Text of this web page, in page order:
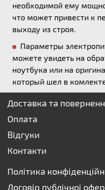
необходимой ему
что может привести к
выходу из строя.
Параметры
можете увидеть на
ноутбука или на
который шел в
Доставка та
Оплата
Відгуки
Контакти
Політика
Договір публічної